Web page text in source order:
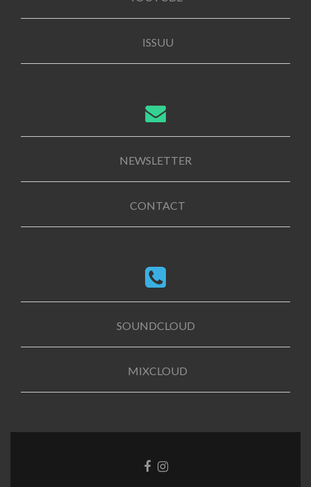
ISSUU
NEWSLETTER
CONTACT
SOUNDCLOUD
MIXCLOUD
Facebook
Instagram